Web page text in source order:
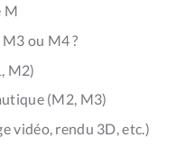
M
ou M4 ?
M2)
(M2, M3)
vidéo, rendu 3D, etc.)